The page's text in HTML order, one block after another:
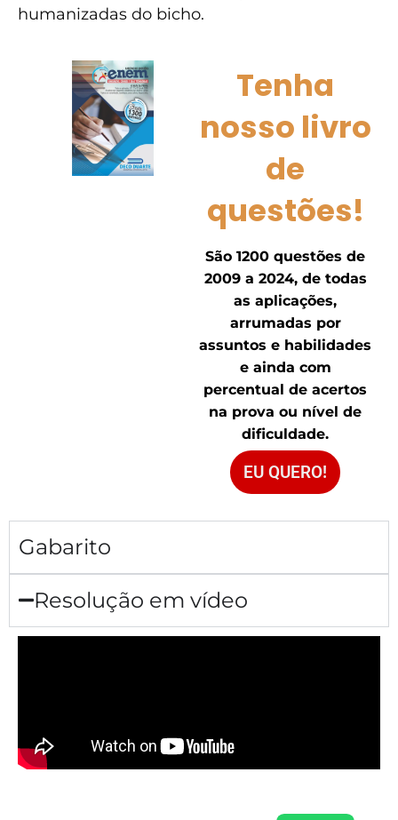
humanizadas do bicho.
Tenha
nosso livro
de
questões!
São 1200 questões de
2009 a 2024, de todas
as aplicações,
arrumadas por
assuntos e habilidades
e ainda com
percentual de acertos
na prova ou nível de
dificuldade.
EU QUERO!
Gabarito
Resolução em vídeo